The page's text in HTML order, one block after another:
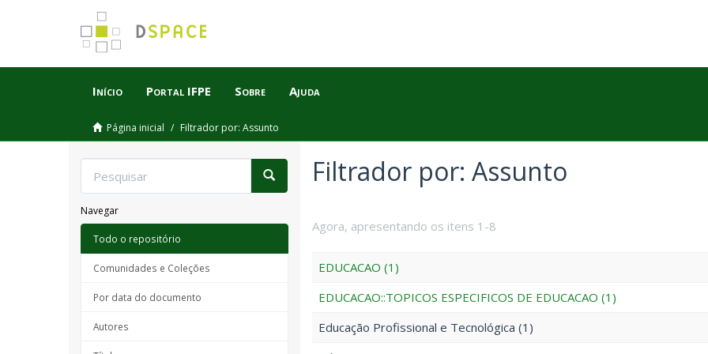
Início Portal IFPE Sobre Ajuda
Página inicial Filtrador por: Assunto
Navegar
Todo o repositório
Comunidades e Coleções
Por data do documento
Autores
Filtrador por: Assunto
Agora, apresentando os itens 1-8
EDUCACAO (1)
EDUCACAO::TOPICOS ESPECIFICOS DE EDUCACAO (1)
Educação Profissional e Tecnológica (1)